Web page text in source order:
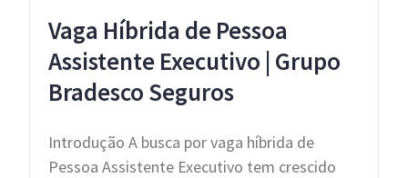
Vaga Híbrida de Pessoa
Assistente Executivo | Grupo
Bradesco Seguros
Introdução A busca por vaga híbrida de
Pessoa Assistente Executivo tem crescido